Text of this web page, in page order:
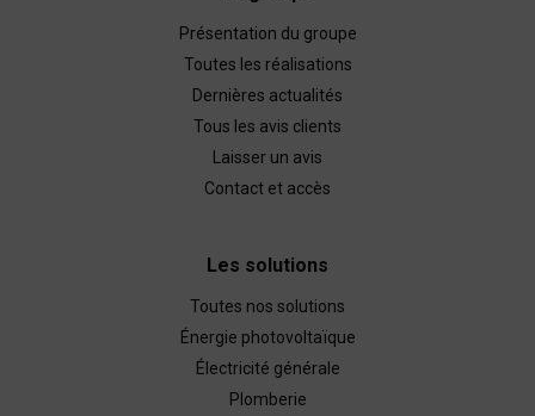
Présentation du groupe
Toutes les réalisations
Dernières actualités
Tous les avis clients
Laisser un avis
Contact et accès
Les solutions
Toutes nos solutions
Énergie photovoltaïque
Électricité générale
Plomberie